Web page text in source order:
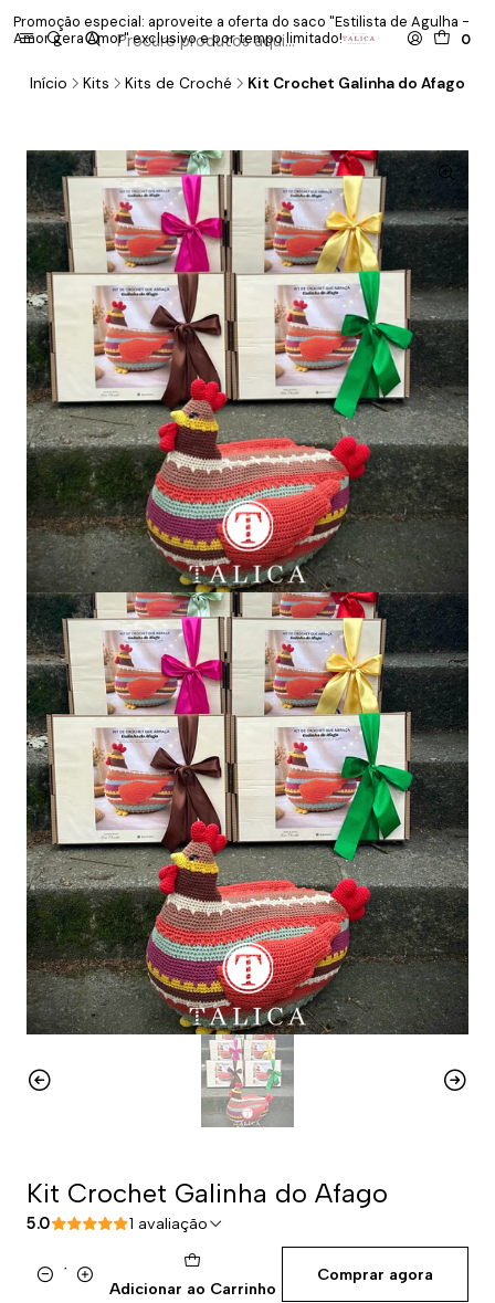
0
Promoção especial: aproveite a oferta do saco "Estilista de Agulha -
Amor gera Amor" exclusivo e por tempo limitado!
Início Kits Kits de Croché Kit Crochet Galinha do Afago
Kit Crochet Galinha do Afago
5.0 1 avaliação
QuantidadeAdicionar ao Carrinho
Comprar agora